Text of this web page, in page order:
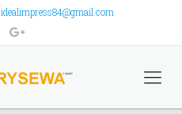
idealimpress84@gmail.com